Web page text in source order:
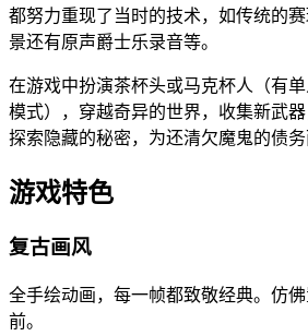
都努力重现了当时的技术，如传统的
景还有原声爵士乐录音等。
在游戏中扮演茶杯头或马克杯人（有
模式），穿越奇异的世界，收集新武
探索隐藏的秘密，为还清欠魔鬼的债务
游戏特色
复古画风
全手绘动画，每一帧都致敬经典。仿
前。